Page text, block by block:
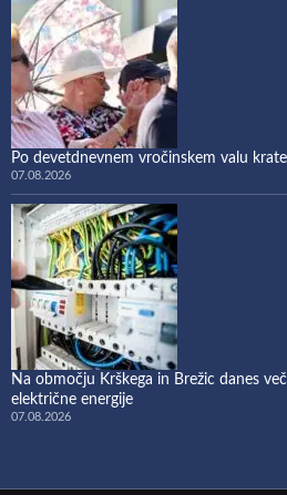
Po devetdnevnem vročinskem valu
07.08.2026
Na območju Krškega in Brežic danes
električne energije
07.08.2026